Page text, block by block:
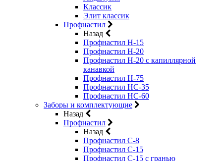
Классик
Элит классик
Профнастил
Назад
Профнастил Н-15
Профнастил Н-20
Профнастил Н-20 с капиллярной
канавкой
Профнастил Н-75
Профнастил НС-35
Профнастил НС-60
Заборы и комплектующие
Назад
Профнастил
Назад
Профнастил С-8
Профнастил С-15
Профнастил C-15 с гранью